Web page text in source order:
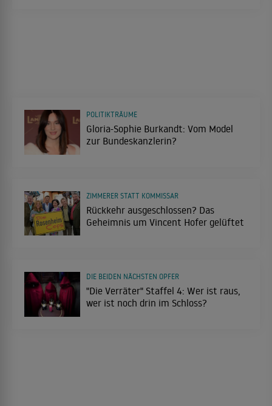
Gloria-Sophie Burkandt: Vom Model
zur Bundeskanzlerin?
POLITIKTRÄUME
Rückkehr ausgeschlossen? Das
Geheimnis um Vincent Hofer gelüftet
ZIMMERER STATT KOMMISSAR
"Die Verräter" Staffel 4: Wer ist raus,
wer ist noch drin im Schloss?
DIE BEIDEN NÄCHSTEN OPFER